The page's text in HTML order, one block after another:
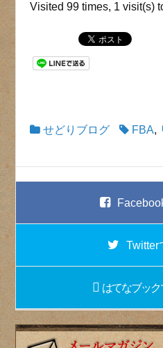
Visited 99 times, 1 visit(s)
せどりブログ FBA,
Twitter
はてなブック